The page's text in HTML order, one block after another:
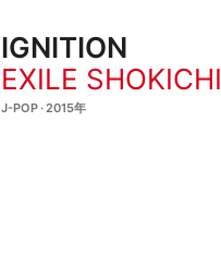
IGNITION
EXILE SHOKICHI
J-POP · 2015年